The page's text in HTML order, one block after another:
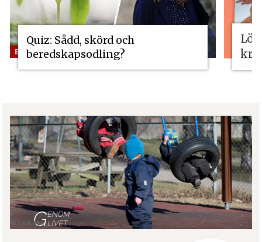
Quiz: Sådd, skörd och
beredskapsodling?